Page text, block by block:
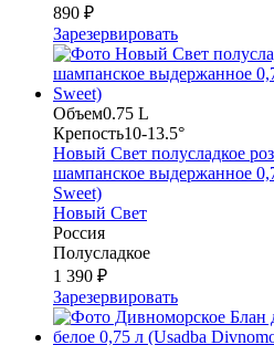
890 ₽
Зарезервировать
Объем0.75 L
Крепость10-13.5°
Новый Свет полусладкое
шампанское выдержанное
Sweet)
Новый Свет
Россия
Полусладкое
1 390 ₽
Зарезервировать